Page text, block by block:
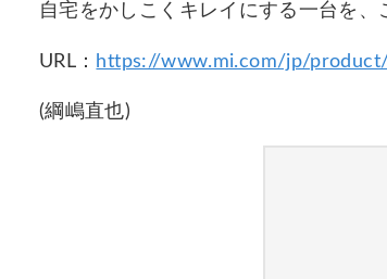
自宅をかしこくキレイにする一台を、
URL： https://www.mi.com/jp/
(綱嶋直也)